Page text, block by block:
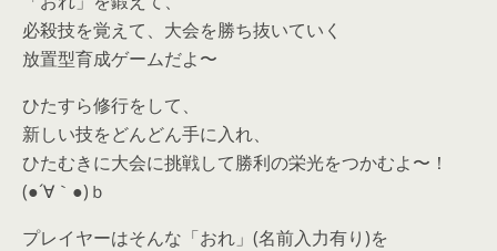
必殺技を覚えて、大会を勝ち抜いていく
放置型育成ゲームだよ〜
ひたすら修行をして、
新しい技をどんどん手に入れ、
ひたむきに大会に挑戦して勝利の栄光をつかむよ〜！
(●´∀｀●)ｂ
プレイヤーはそんな「おれ」(名前入力有り)を